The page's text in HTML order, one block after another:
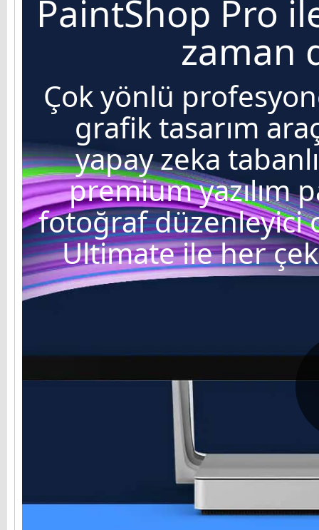
PaintShop Pro
zaman
Çok yönlü
grafik tasarım
yapay zeka
premium yazılım
fotoğraf düzenleyici
Ultimate ile her